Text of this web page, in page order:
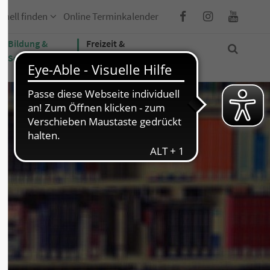
finden Online Terminkalender
Bildung &
Soziales
Freizeit &